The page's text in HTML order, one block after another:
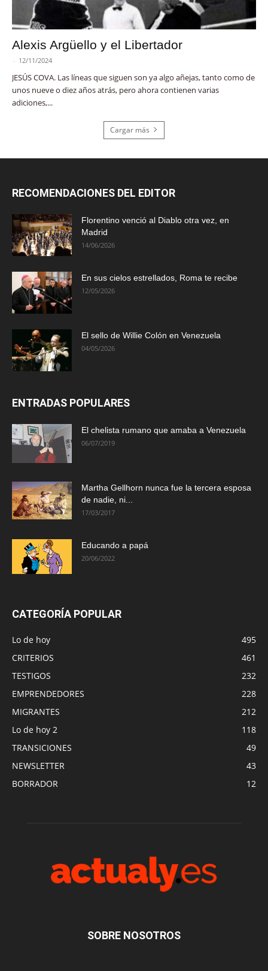
Alexis Argüello y el Libertador
- 12/11/2024
JESÚS COVA. Las líneas que siguen son ya algo añejas, tanto como de
unos nueve o diez años atrás, pero ahora contienen varias
adiciones,...
Cargar más
RECOMENDACIONES DEL EDITOR
Florentino venció al Diablo otra vez, en
Madrid
14/06/2026
En sus cielos estrellados, Roma te recibe
12/05/2026
El sello de Willie Colón en Venezuela
04/05/2026
ENTRADAS POPULARES
El chelista rumano que amaba a Venezuela
06/07/2019
Martha Gellhorn nunca fue la tercera esposa
de nadie, ni...
17/03/2017
Educando a papá
20/06/2022
CATEGORÍA POPULAR
Lo de hoy
495
CRITERIOS
461
TESTIGOS
232
EMPRENDEDORES
228
MIGRANTES
212
Lo de hoy 2
118
TRANSICIONES
49
NEWSLETTER
43
BORRADOR
12
SOBRE NOSOTROS